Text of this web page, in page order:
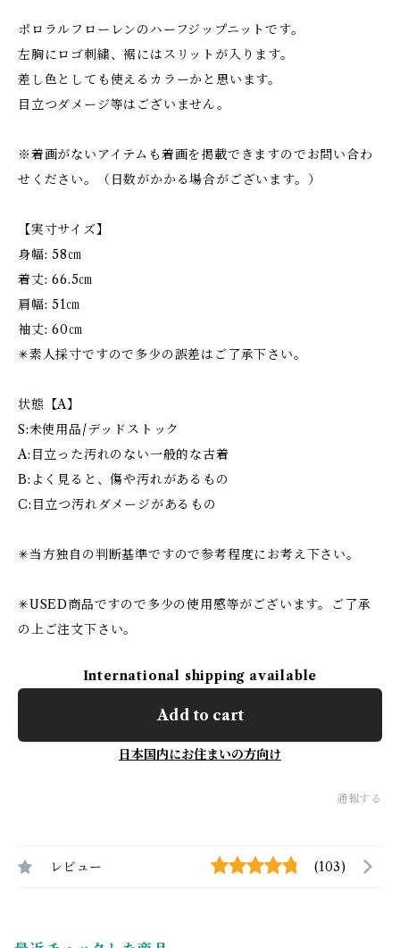
ポロラルフローレンのハーフジップニットです。
左胸にロゴ刺繍、裾にはスリットが入ります。
差し色としても使えるカラーかと思います。
目立つダメージ等はございません。
※着画がないアイテムも着画を掲載できますのでお問い合わ
せください。（日数がかかる場合がございます。）
【実寸サイズ】
身幅: 58㎝
着丈: 66.5㎝
肩幅: 51㎝
袖丈: 60㎝
✳︎素人採寸ですので多少の誤差はご了承下さい。
状態【A】
S:未使用品/デッドストック
A:目立った汚れのない一般的な古着
B:よく見ると、傷や汚れがあるもの
C:目立つ汚れダメージがあるもの
✳︎当方独自の判断基準ですので参考程度にお考え下さい。
✳︎USED商品ですので多少の使用感等がございます。ご了承
の上ご注文下さい。
International shipping available
Add to cart
日本国内にお住まいの方向け
通報する
レビュー (103)